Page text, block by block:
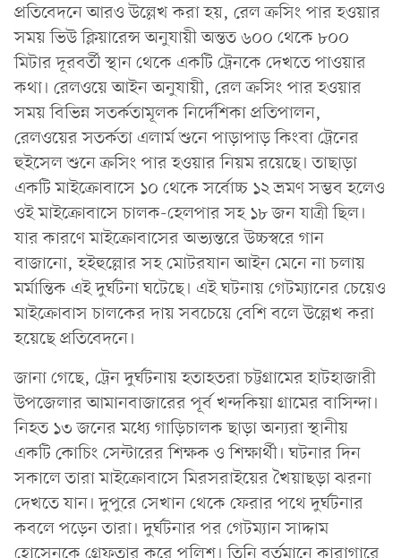
প্রতিবেদনে আরও উল্লেখ করা হয়, রেল ক্রসিং পার হওয়ার
সময় ভিউ ক্লিয়ারেন্স অনুযায়ী অন্তত ৬০০ থেকে ৮০০
মিটার দূরবর্তী স্থান থেকে একটি ট্রেনকে দেখতে পাওয়ার
কথা। রেলওয়ে আইন অনুযায়ী, রেল ক্রসিং পার হওয়ার
সময় বিভিন্ন সতর্কতামূলক নির্দেশিকা প্রতিপালন,
রেলওয়ের সতর্কতা এলার্ম শুনে পাড়াপাড় কিংবা ট্রেনের
হুইসেল শুনে ক্রসিং পার হওয়ার নিয়ম রয়েছে। তাছাড়া
একটি মাইক্রোবাসে ১০ থেকে সর্বোচ্চ ১২ ভ্রমণ সম্ভব হলেও
ওই মাইক্রোবাসে চালক-হেলপার সহ ১৮ জন যাত্রী ছিল।
যার কারণে মাইক্রোবাসের অভ্যন্তরে উচ্চস্বরে গান
বাজানো, হইহুল্লোর সহ মোটরযান আইন মেনে না চলায়
মর্মান্তিক এই দুর্ঘটনা ঘটেছে। এই ঘটনায় গেটম্যানের চেয়েও
মাইক্রোবাস চালকের দায় সবচেয়ে বেশি বলে উল্লেখ করা
হয়েছে প্রতিবেদনে।
জানা গেছে, ট্রেন দুর্ঘটনায় হতাহতরা চট্টগ্রামের হাটহাজারী
উপজেলার আমানবাজারের পূর্ব খন্দকিয়া গ্রামের বাসিন্দা।
নিহত ১৩ জনের মধ্যে গাড়িচালক ছাড়া অন্যরা স্থানীয়
একটি কোচিং সেন্টারের শিক্ষক ও শিক্ষার্থী। ঘটনার দিন
সকালে তারা মাইক্রোবাসে মিরসরাইয়ের খৈয়াছড়া ঝরনা
দেখতে যান। দুপুরে সেখান থেকে ফেরার পথে দুর্ঘটনার
কবলে পড়েন তারা। দুর্ঘটনার পর গেটম্যান সাদ্দাম